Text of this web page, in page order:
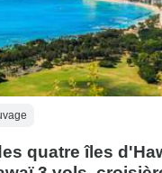
quatre îles